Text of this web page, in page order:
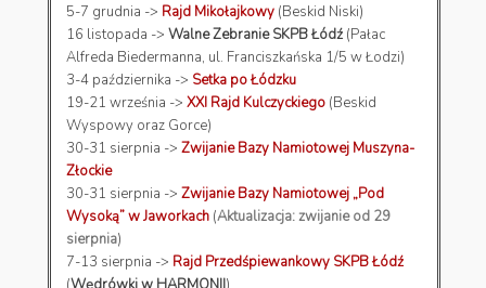
5-7 grudnia -> Rajd Mikołajkowy (Beskid Niski)
16 listopada ->Walne Zebranie SKPB Łódź (Pałac
Alfreda Biedermanna, ul. Franciszkańska 1/5 w Łodzi)
3-4 października -> Setka po Łódzku
19-21 września ->XXI Rajd Kulczyckiego (Beskid
Wyspowy oraz Gorce)
30-31 sierpnia ->Zwijanie Bazy Namiotowej Muszyna-
Złockie
30-31 sierpnia ->Zwijanie Bazy Namiotowej „Pod
Wysoką” w Jaworkach (Aktualizacja: zwijanie od 29
sierpnia)
7-13 sierpnia -> Rajd Przedśpiewankowy SKPB Łódź